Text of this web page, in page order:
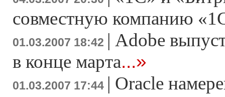
совместную компанию
01.03.2007 18:42 | Adobe
в конце марта...»
01.03.2007 17:44 | Oracle